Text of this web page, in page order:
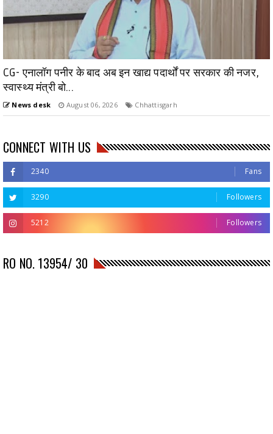
CG- एनालॉग पनीर के बाद अब इन खाद्य पदार्थों पर सरकार की नजर,
स्वास्थ्य मंत्री बो...
News desk August 06, 2026 Chhattisgarh
CONNECT WITH US
2340 Fans
3290 Followers
5212 Followers
RO NO. 13954/ 30